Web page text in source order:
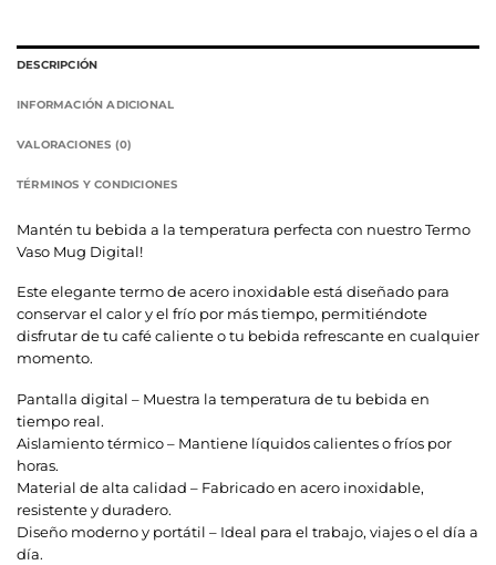
DESCRIPCIÓN
INFORMACIÓN ADICIONAL
VALORACIONES (0)
TÉRMINOS Y CONDICIONES
Mantén tu bebida a la temperatura perfecta con nuestro Termo
Vaso Mug Digital!
Este elegante termo de acero inoxidable está diseñado para
conservar el calor y el frío por más tiempo, permitiéndote
disfrutar de tu café caliente o tu bebida refrescante en cualquier
momento.
Pantalla digital – Muestra la temperatura de tu bebida en
tiempo real.
Aislamiento térmico – Mantiene líquidos calientes o fríos por
horas.
Material de alta calidad – Fabricado en acero inoxidable,
resistente y duradero.
Diseño moderno y portátil – Ideal para el trabajo, viajes o el día a
día.